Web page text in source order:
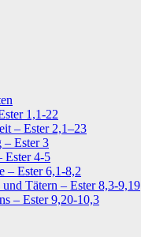
1,1-22
– Ester 2,1–23
– Ester 3
Ester 4-5
– Ester 6,1-8,2
Tätern – Ester 8,3-9,19
– Ester 9,20-10,3